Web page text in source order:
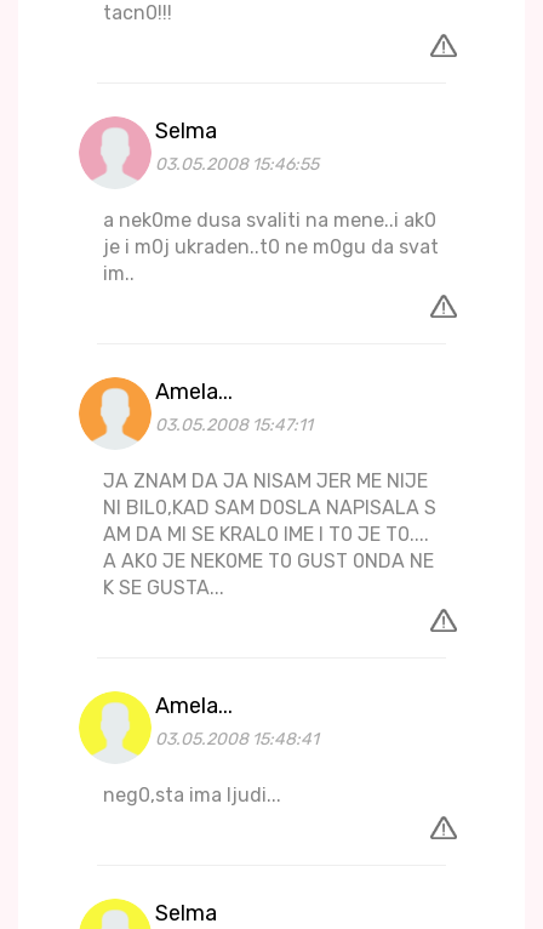
tacn0!!!
Selma
03.05.2008 15:46:55
a nek0me dusa svaliti na mene..i ak0
je i m0j ukraden..t0 ne m0gu da svat
im..
Amela...
03.05.2008 15:47:11
JA ZNAM DA JA NISAM JER ME NIJE
NI BIL0,KAD SAM D0SLA NAPISALA S
AM DA MI SE KRAL0 IME I T0 JE T0....
A AK0 JE NEK0ME T0 GUST 0NDA NE
K SE GUSTA...
Amela...
03.05.2008 15:48:41
neg0,sta ima ljudi...
Selma